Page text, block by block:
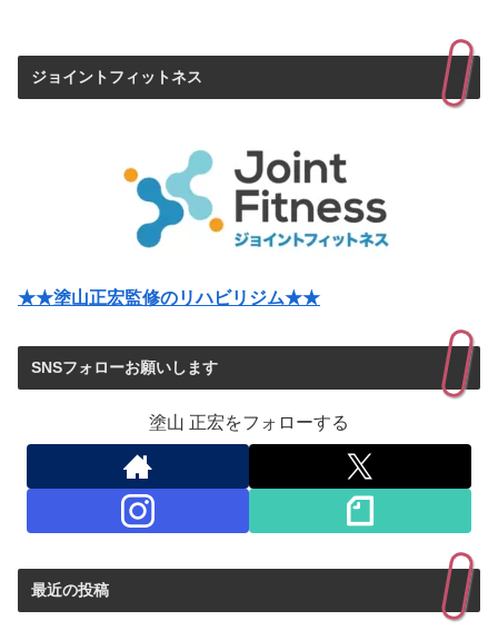
ジョイントフィットネス
★★塗山正宏監修のリハビリジム★★
SNSフォローお願いします
塗山 正宏をフォローする
最近の投稿